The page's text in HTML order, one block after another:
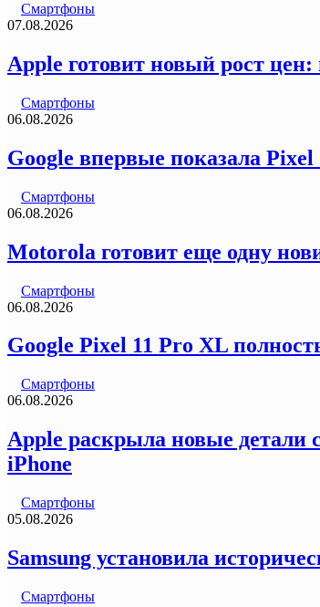
Смартфоны
07.08.2026
Apple готовит новый рост
Смартфоны
06.08.2026
Google впервые показала
Смартфоны
06.08.2026
Motorola готовит еще одну
Смартфоны
06.08.2026
Google Pixel 11 Pro XL
Смартфоны
06.08.2026
Apple раскрыла новые детали
iPhone
Смартфоны
05.08.2026
Samsung установила
Смартфоны